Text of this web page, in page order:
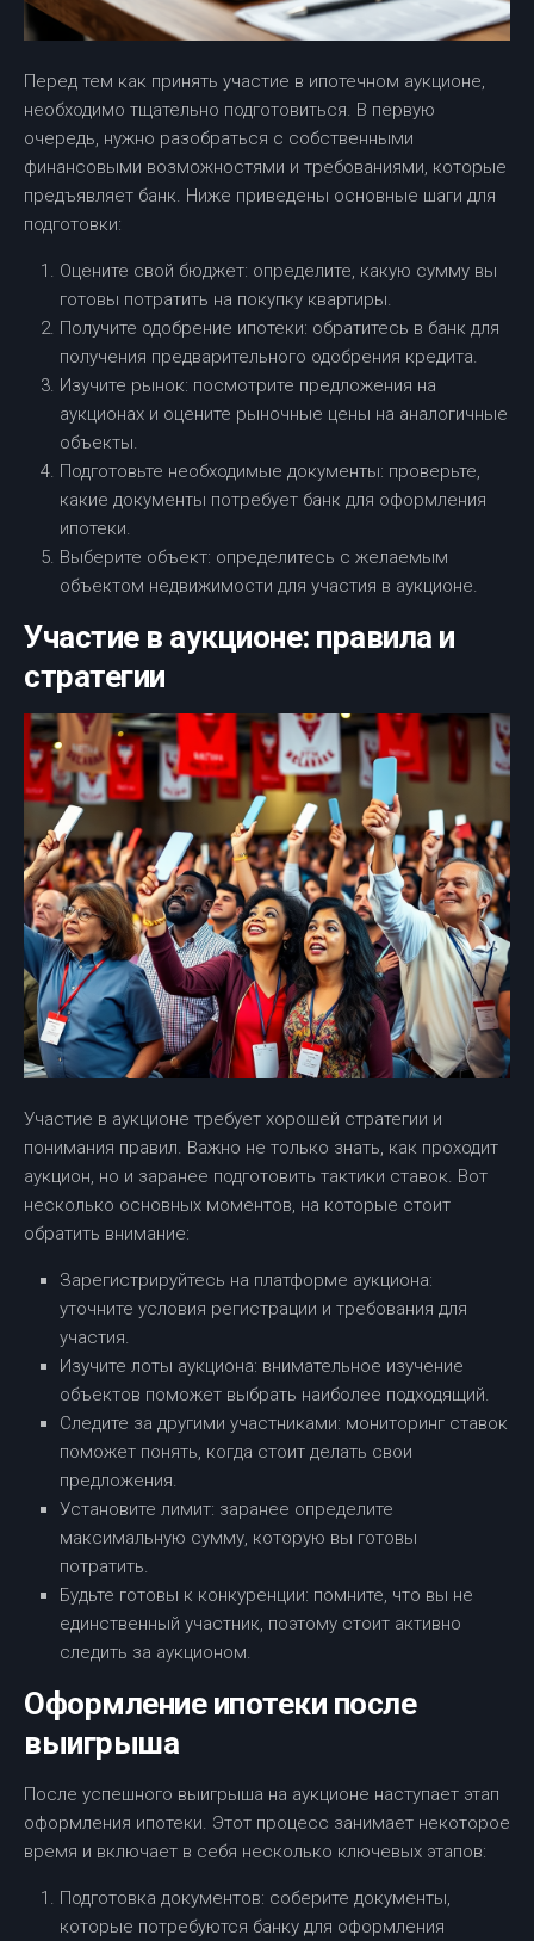
Перед тем как принять участие в ипотечном аукционе,
необходимо тщательно подготовиться. В первую
очередь, нужно разобраться с собственными
финансовыми возможностями и требованиями, которые
предъявляет банк. Ниже приведены основные шаги для
подготовки:
Оцените свой бюджет: определите, какую сумму вы
готовы потратить на покупку квартиры.
Получите одобрение ипотеки: обратитесь в банк для
получения предварительного одобрения кредита.
Изучите рынок: посмотрите предложения на
аукционах и оцените рыночные цены на аналогичные
объекты.
Подготовьте необходимые документы: проверьте,
какие документы потребует банк для оформления
ипотеки.
Выберите объект: определитесь с желаемым
объектом недвижимости для участия в аукционе.
Участие в аукционе: правила и
стратегии
Участие в аукционе требует хорошей стратегии и
понимания правил. Важно не только знать, как проходит
аукцион, но и заранее подготовить тактики ставок. Вот
несколько основных моментов, на которые стоит
обратить внимание:
Зарегистрируйтесь на платформе аукциона:
уточните условия регистрации и требования для
участия.
Изучите лоты аукциона: внимательное изучение
объектов поможет выбрать наиболее подходящий.
Следите за другими участниками: мониторинг ставок
поможет понять, когда стоит делать свои
предложения.
Установите лимит: заранее определите
максимальную сумму, которую вы готовы
потратить.
Будьте готовы к конкуренции: помните, что вы не
единственный участник, поэтому стоит активно
следить за аукционом.
Оформление ипотеки после
выигрыша
После успешного выигрыша на аукционе наступает этап
оформления ипотеки. Этот процесс занимает некоторое
время и включает в себя несколько ключевых этапов:
Подготовка документов: соберите документы,
которые потребуются банку для оформления